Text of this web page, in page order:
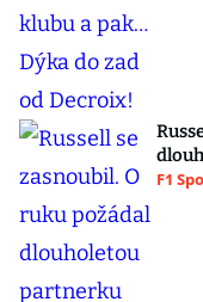
F1